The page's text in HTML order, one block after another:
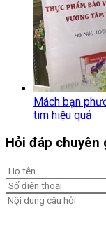
Mách bạn
tim hiệu quả
Hỏi đáp chuyên